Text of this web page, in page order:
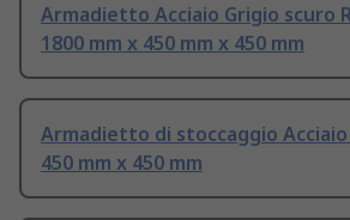
Armadietto Acciaio Grigio scuro
1800 mm x 450 mm x 450 mm
Armadietto di stoccaggio Acciaio
450 mm x 450 mm